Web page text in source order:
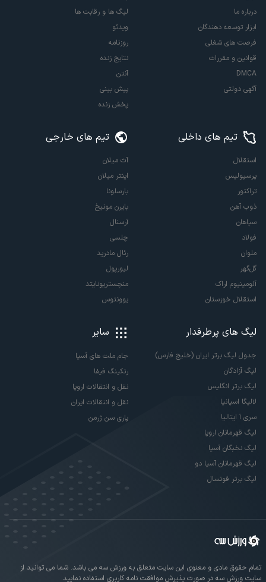
درباره ما
ابزار توسعه دهندگان
فرصت های شغلی
قوانین و مقررات
DMCA
آگهی دولتی
لیگ ها و رقابت ها
ویدئو
روزنامه
نتایج زنده
آنتن
پیش بینی
پخش زنده
تیم های داخلی
استقلال
پرسپولیس
تراکتور
ذوب آهن
سپاهان
فولاد
ملوان
گل‌گهر
آلومینیوم اراک
استقلال خوزستان
تیم های خارجی
آث میلان
اینتر میلان
بارسلونا
بایرن مونیخ
آرسنال
چلسی
رئال مادرید
لیورپول
منچستریونایتد
یوونتوس
لیگ های پرطرفدار
جدول لیگ برتر ایران (خلیج فارس)
لیگ آزادگان
لیگ برتر انگلیس
لالیگا اسپانیا
سری آ ایتالیا
لیگ قهرمانان اروپا
لیگ نخبگان آسیا
لیگ قهرمانان آسیا دو
لیگ برتر فوتسال
سایر
جام ملت های آسیا
رنکینگ فیفا
نقل و انتقالات اروپا
نقل و انتقالات ایران
پاری سن ژرمن
تمام حقوق مادی و معنوی این سایت متعلق به ورزش سه می باشد. شما می توانید از
سایت ورزش سه در صورت پذیرش موافقت نامه کاربری استفاده نمایید.